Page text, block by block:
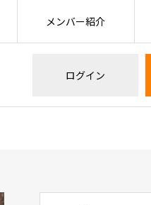
ログイン
メンバー紹介